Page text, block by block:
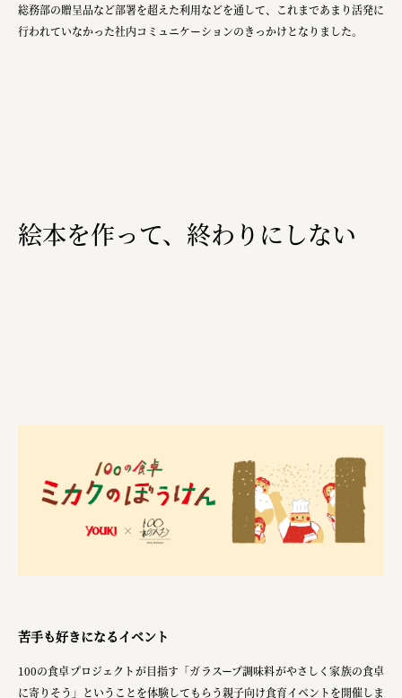
株式会社クイーンピスタチオ
一般社団法人手紙寺
土佐しらす食堂二万匹
クワトロ Quattro
株式会社オレンジページ​
フジ物産株式会社
ユウキ食品株式会社, 株式会社ビーツ
大堀相馬焼陶吉郎窯
株式会社ゼロワンブースター
総務部の贈呈品など部署を超えた利用などを通して、これまであまり活発に
行われていなかった社内コミュニケーションのきっかけとなりました。
絵本を作って、終わりにしない
苦手も好きになるイベント
100の食卓プロジェクトが目指す「ガラスープ調味料がやさしく家族の食卓
に寄りそう」ということを体験してもらう親子向け食育イベントを開催しま